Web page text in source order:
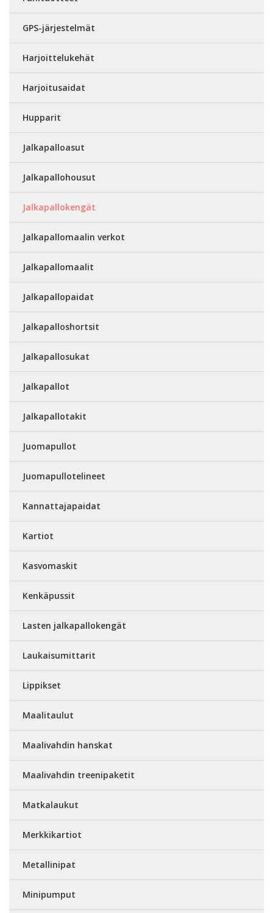
GPS-järjestelmät
Harjoittelukehät
Harjoitusaidat
Hupparit
Jalkapalloasut
Jalkapallohousut
Jalkapallokengät
Jalkapallomaalin verkot
Jalkapallomaalit
Jalkapallopaidat
Jalkapalloshortsit
Jalkapallosukat
Jalkapallot
Jalkapallotakit
Juomapullot
Juomapullotelineet
Kannattajapaidat
Kartiot
Kasvomaskit
Kenkäpussit
Lasten jalkapallokengät
Laukaisumittarit
Lippikset
Maalitaulut
Maalivahdin hanskat
Maalivahdin treenipaketit
Matkalaukut
Merkkikartiot
Metallinipat
Minipumput